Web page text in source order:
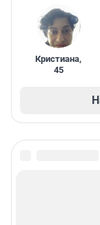
Кристиана,
45